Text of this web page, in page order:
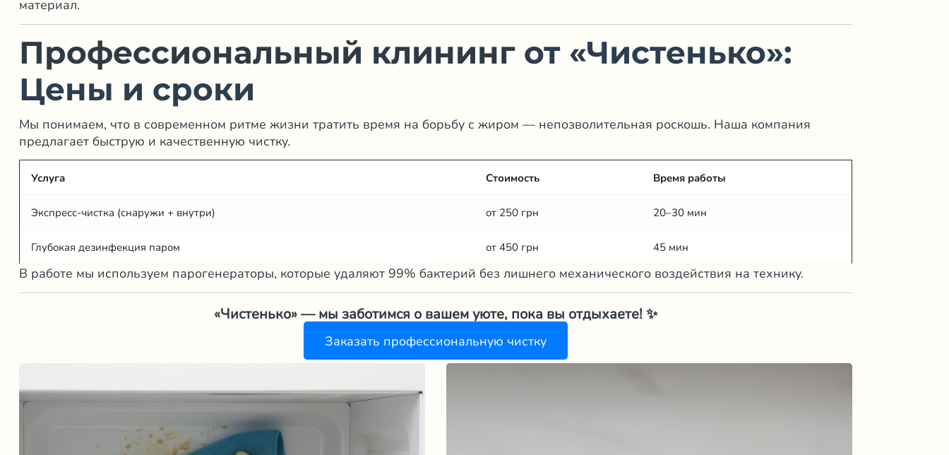
материал.
Профессиональный клинингот «Чистенько»:
Цены и сроки
Мы понимаем, что в современном ритме жизни тратить время на борьбу с жиром — непозволительная роскошь. Наша компания
предлагает быструю и качественную чистку.
Услуга Стоимость Время работы
Экспресс-чистка (снаружи + внутри) от 250 грн 20–30 мин
Глубокая дезинфекция паром от 450 грн 45 мин
В работе мы используем парогенераторы, которые удаляют 99% бактерий без лишнего механического воздействия на технику.
«Чистенько» — мы заботимся о вашем уюте, пока вы отдыхаете! ✨
Заказать профессиональную чистку